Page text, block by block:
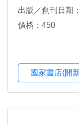
出版／創刊日期
價格：450
國家書店(開